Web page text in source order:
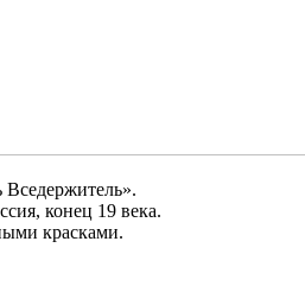
Вседержитель».
конец 19 века.
красками.